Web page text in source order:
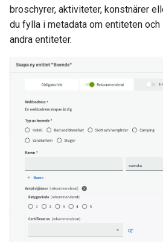
broschyrer, aktiviteter, konstnärer
du fylla i metadata om entiteten
andra entiteter.